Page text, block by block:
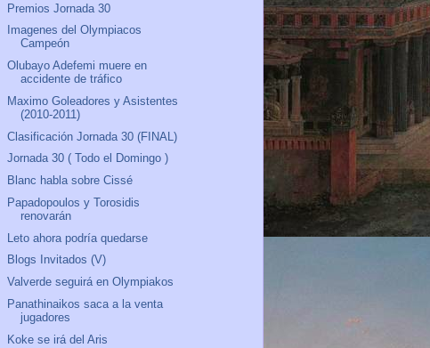
Premios Jornada 30
Imagenes del Olympiacos
Campeón
Olubayo Adefemi muere en
accidente de tráfico
Maximo Goleadores y Asistentes
(2010-2011)
Clasificación Jornada 30 (FINAL)
Jornada 30 ( Todo el Domingo )
Blanc habla sobre Cissé
Papadopoulos y Torosidis
renovarán
Leto ahora podría quedarse
Blogs Invitados (V)
Valverde seguirá en Olympiakos
Panathinaikos saca a la venta
jugadores
Koke se irá del Aris